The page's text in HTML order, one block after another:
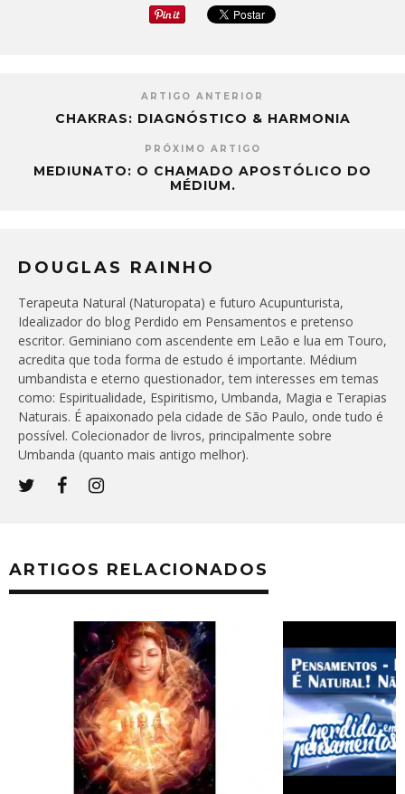
ARTIGO ANTERIOR
CHAKRAS: DIAGNÓSTICO & HARMONIA
PRÓXIMO ARTIGO
MEDIUNATO: O CHAMADO APOSTÓLICO DO
MÉDIUM.
DOUGLAS RAINHO
Terapeuta Natural (Naturopata) e futuro Acupunturista,
Idealizador do blog Perdido em Pensamentos e pretenso
escritor. Geminiano com ascendente em Leão e lua em Touro,
acredita que toda forma de estudo é importante. Médium
umbandista e eterno questionador, tem interesses em temas
como: Espiritualidade, Espiritismo, Umbanda, Magia e Terapias
Naturais. É apaixonado pela cidade de São Paulo, onde tudo é
possível. Colecionador de livros, principalmente sobre
Umbanda (quanto mais antigo melhor).
ARTIGOS RELACIONADOS